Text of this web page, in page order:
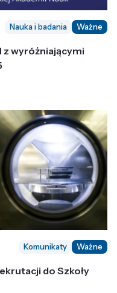
Nauka i badania Ważne
z wyróżniającymi
Komunikaty Ważne
do Szkoły